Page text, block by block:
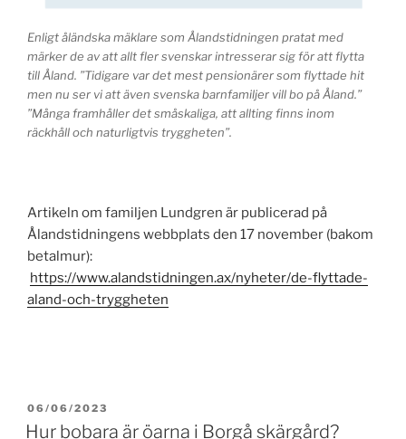
Enligt åländska mäklare som Ålandstidningen pratat med
märker de av att allt fler svenskar intresserar sig för att flytta
till Åland. ”Tidigare var det mest pensionärer som flyttade hit
men nu ser vi att även svenska barnfamiljer vill bo på Åland.”
”Många framhåller det småskaliga, att allting finns inom
räckhåll och naturligtvis tryggheten”.
Artikeln om familjen Lundgren är publicerad på
Ålandstidningens webbplats den 17 november (bakom
betalmur):
https://www.alandstidningen.ax/nyheter/de-flyttade-
aland-och-tryggheten
PUBLICERAT
06/06/2023
Hur bobara är öarna i Borgå skärgård?